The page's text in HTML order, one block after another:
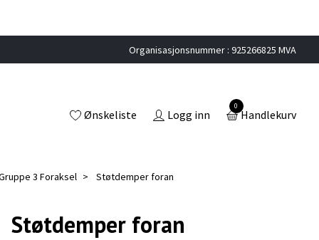
Organisasjonsnummer : 925266825 MVA
Ønskeliste Logg inn
0
Handlekurv
3 Foraksel Støtdemper foran
Støtdemper foran